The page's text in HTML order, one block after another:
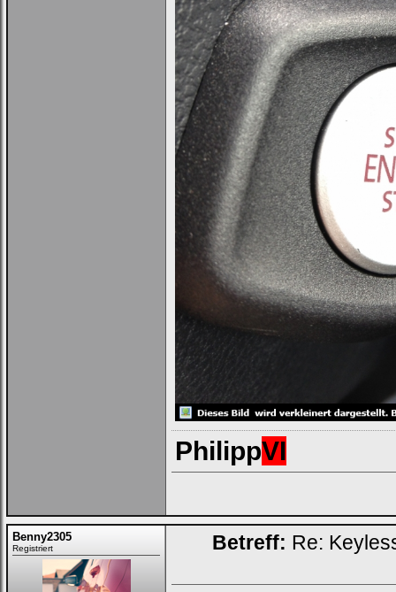
PhilippVI
Benny2305
Registriert Betreff: Re: